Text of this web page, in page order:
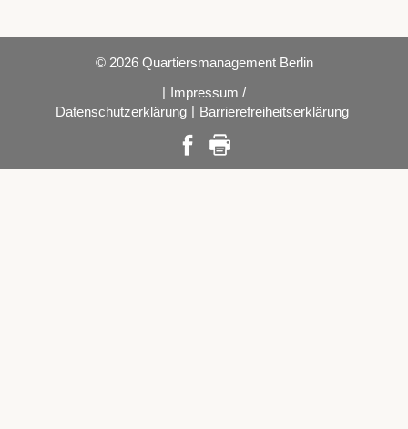
© 2026 Quartiersmanagement Berlin
| Impressum /
Datenschutzerklärung | Barrierefreiheitserklärung